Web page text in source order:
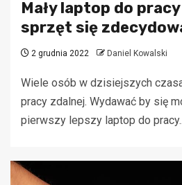
Mały laptop do
sprzęt się
2 grudnia 2022 Daniel Kowalski
Wiele osób w dzisiejszych
pracy zdalnej. Wydawać by się
pierwszy lepszy laptop do